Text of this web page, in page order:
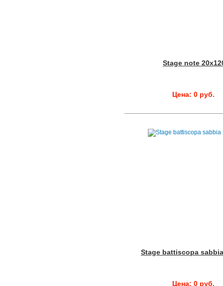
Stage note
Цена: 0 руб.
Stage battiscopa
Цена: 0 руб.